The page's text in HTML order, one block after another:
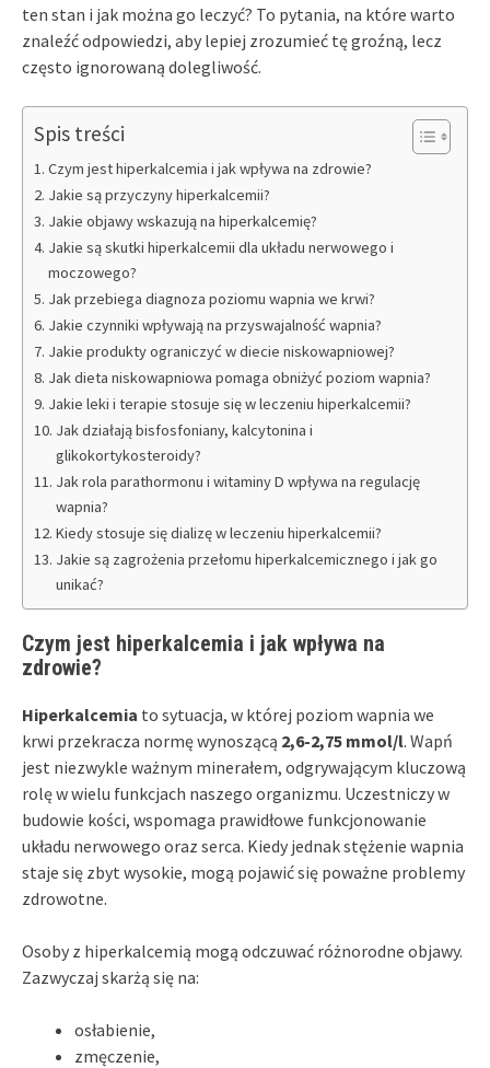
ten stan i jak można go leczyć? To pytania, na które warto
znaleźć odpowiedzi, aby lepiej zrozumieć tę groźną, lecz
często ignorowaną dolegliwość.
Spis treści
Czym jest hiperkalcemia i jak wpływa na zdrowie?
Jakie są przyczyny hiperkalcemii?
Jakie objawy wskazują na hiperkalcemię?
Jakie są skutki hiperkalcemii dla układu nerwowego i
moczowego?
Jak przebiega diagnoza poziomu wapnia we krwi?
Jakie czynniki wpływają na przyswajalność wapnia?
Jakie produkty ograniczyć w diecie niskowapniowej?
Jak dieta niskowapniowa pomaga obniżyć poziom wapnia?
Jakie leki i terapie stosuje się w leczeniu hiperkalcemii?
Jak działają bisfosfoniany, kalcytonina i
glikokortykosteroidy?
Jak rola parathormonu i witaminy D wpływa na regulację
wapnia?
Kiedy stosuje się dializę w leczeniu hiperkalcemii?
Jakie są zagrożenia przełomu hiperkalcemicznego i jak go
unikać?
Czym jest hiperkalcemia i jak wpływa na
zdrowie?
Hiperkalcemia to sytuacja, w której poziom wapnia we
krwi przekracza normę wynoszącą 2,6-2,75 mmol/l. Wapń
jest niezwykle ważnym minerałem, odgrywającym kluczową
rolę w wielu funkcjach naszego organizmu. Uczestniczy w
budowie kości, wspomaga prawidłowe funkcjonowanie
układu nerwowego oraz serca. Kiedy jednak stężenie wapnia
staje się zbyt wysokie, mogą pojawić się poważne problemy
zdrowotne.
Osoby z hiperkalcemią mogą odczuwać różnorodne objawy.
Zazwyczaj skarżą się na:
osłabienie,
zmęczenie,